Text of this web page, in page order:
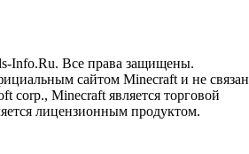
Info.Ru. Все права защищены.
сайтом Minecraft и не связан
corp., Minecraft является торговой
лицензионным продуктом.